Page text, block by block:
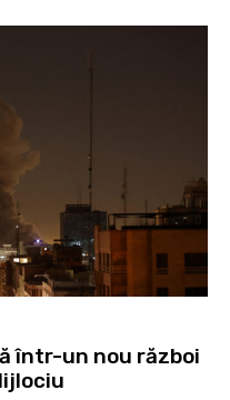
într-un nou război